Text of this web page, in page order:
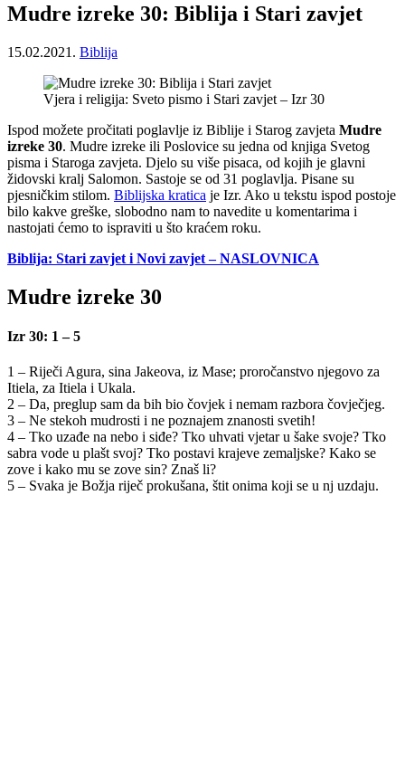
Mudre izreke 30: Biblija i Stari zavjet
15.02.2021. Biblija
Vjera i religija: Sveto pismo i Stari zavjet – Izr 30
Ispod možete pročitati poglavlje iz Biblije i Starog zavjeta Mudre
izreke 30. Mudre izreke ili Poslovice su jedna od knjiga Svetog
pisma i Staroga zavjeta. Djelo su više pisaca, od kojih je glavni
židovski kralj Salomon. Sastoje se od 31 poglavlja. Pisane su
pjesničkim stilom. Biblijska kratica je Izr. Ako u tekstu ispod postoje
bilo kakve greške, slobodno nam to navedite u komentarima i
nastojati ćemo to ispraviti u što kraćem roku.
Biblija: Stari zavjet i Novi zavjet – NASLOVNICA
Mudre izreke 30
Izr 30: 1 – 5
1 – Riječi Agura, sina Jakeova, iz Mase; proročanstvo njegovo za
Itiela, za Itiela i Ukala.
2 – Da, preglup sam da bih bio čovjek i nemam razbora čovječjeg.
3 – Ne stekoh mudrosti i ne poznajem znanosti svetih!
4 – Tko uzađe na nebo i siđe? Tko uhvati vjetar u šake svoje? Tko
sabra vode u plašt svoj? Tko postavi krajeve zemaljske? Kako se
zove i kako mu se zove sin? Znaš li?
5 – Svaka je Božja riječ prokušana, štit onima koji se u nj uzdaju.